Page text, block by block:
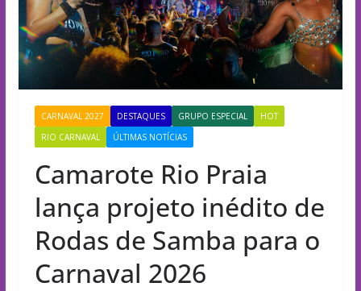
CARNAVAL 2027 DESTAQUES GRUPO ESPECIAL
HOT
RIO CARNAVAL
ÚLTIMAS NOTÍCIAS
Camarote Rio Praia
lança projeto inédito de
Rodas de Samba para o
Carnaval 2026